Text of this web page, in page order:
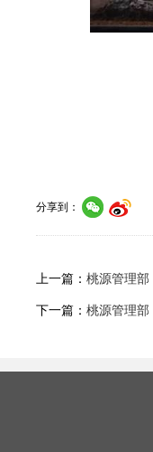
分享到：
上一篇： 桃源管理部
下一篇： 桃源管理部